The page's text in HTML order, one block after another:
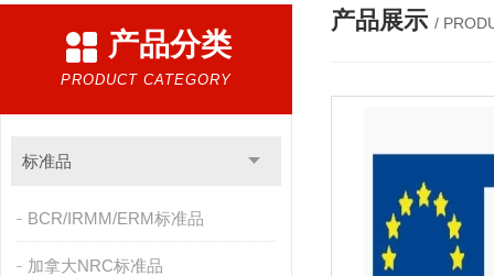
产品分类
PRODUCT CATEGORY
标准品
BCR/IRMM/ERM标准品
加拿大NRC标准品
产品展示 /